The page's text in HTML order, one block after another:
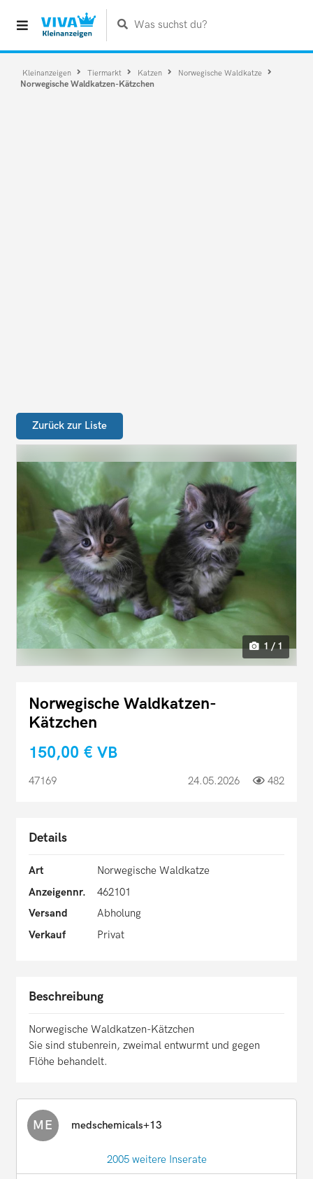
Was suchst du?
Kleinanzeigen Tiermarkt Katzen Norwegische Waldkatze
Norwegische Waldkatzen-Kätzchen
Zurück zur Liste
1 / 1
Norwegische Waldkatzen-
Kätzchen
150,00 € VB
47169 24.05.2026 482
Details
Art
Norwegische Waldkatze
Anzeigennr.
462101
Versand
Abholung
Verkauf
Privat
Beschreibung
Norwegische Waldkatzen-Kätzchen
Sie sind stubenrein, zweimal entwurmt und gegen
Flöhe behandelt.
ME medschemicals+13
2005 weitere Inserate